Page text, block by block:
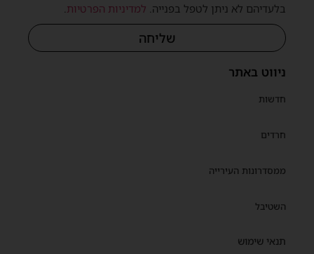
ניווט באתר
חדשות
חרדים
ממסדרונות העירייה
השטיבל
תנאי שימוש
בלעדיהם לא ניתן לטפל בפנייה.למדיניות הפרטיות.
שליחה